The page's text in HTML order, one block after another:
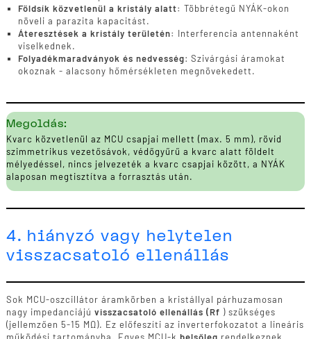
Földsík közvetlenül a kristály alatt: Többrétegű NYÁK-okon
növeli a parazita kapacitást.
Áteresztések a kristály területén: Interferencia antennaként
viselkednek.
Folyadékmaradványok és nedvesség: Szivárgási áramokat
okoznak - alacsony hőmérsékleten megnövekedett.
Megoldás:
Kvarc közvetlenül az MCU csapjai mellett (max. 5 mm), rövid
szimmetrikus vezetősávok, védőgyűrű a kvarc alatt földelt
mélyedéssel, nincs jelvezeték a kvarc csapjai között, a NYÁK
alaposan megtisztítva a forrasztás után.
4. hiányzó vagy helytelen
visszacsatoló ellenállás
Sok MCU-oszcillátor áramkörben a kristállyal párhuzamosan
nagy impedanciájú visszacsatoló ellenállás (Rf ) szükséges
(jellemzően 5-15 MΩ). Ez előfeszíti az inverterfokozatot a lineáris